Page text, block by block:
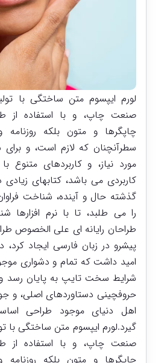
لورم ایپسوم متن ساختگی با
صنعت چاپ، و با استفاده از
چاپگرها و متون بلکه
سطرآنچنان که لازم است، و برای
مورد نیاز، و کاربردهای متنوع
کاربردی می باشد، کتابهای
گذشته حال و آینده، شناخت
را می طلبد، تا با نرم افزارها
طراحان رایانه ای علی الخصوص
پیشرو در زبان فارسی ایجاد
امید داشت که تمام و دشواری
شرایط سخت تایپ به پایان رسد و
حروفچینی دستاوردهای اصلی، و
اهل دنیای موجود طراحی
گیرد.لورم ایپسوم متن ساختگی با
صنعت چاپ، و با استفاده از
چاپگرها و متون بلکه